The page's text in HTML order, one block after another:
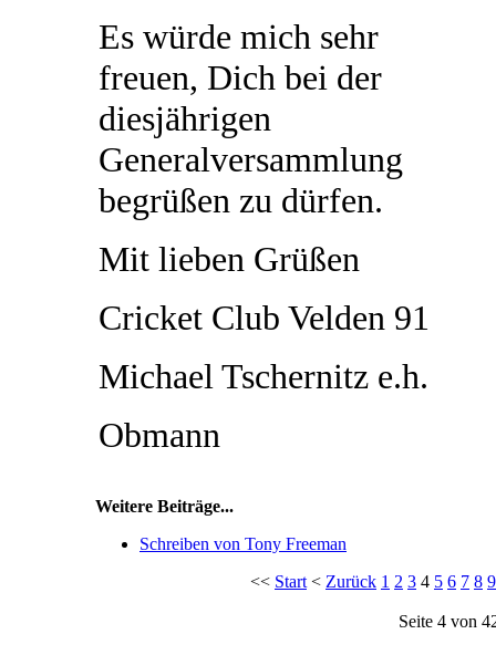
Es würde mich sehr
freuen, Dich bei der
diesjährigen
Generalversammlung
begrüßen zu dürfen.
Mit lieben Grüßen
Cricket Club Velden 91
Michael Tschernitz e.h.
Obmann
Weitere Beiträge...
Schreiben von Tony Freeman
<< Start < Zurück 1 2 3 4 5 6 7 8 9
Seite 4 von